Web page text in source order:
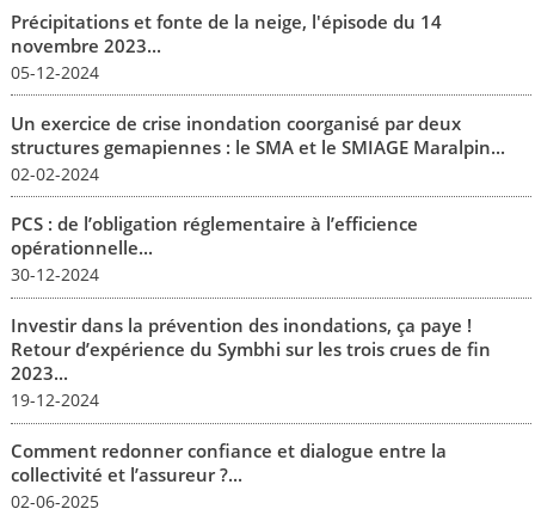
Précipitations et fonte de la neige, l'épisode du 14
novembre 2023...
05-12-2024
Un exercice de crise inondation coorganisé par deux
structures gemapiennes : le SMA et le SMIAGE Maralpin...
02-02-2024
PCS : de l’obligation réglementaire à l’efficience
opérationnelle...
30-12-2024
Investir dans la prévention des inondations, ça paye !
Retour d’expérience du Symbhi sur les trois crues de fin
2023...
19-12-2024
Comment redonner confiance et dialogue entre la
collectivité et l’assureur ?...
02-06-2025